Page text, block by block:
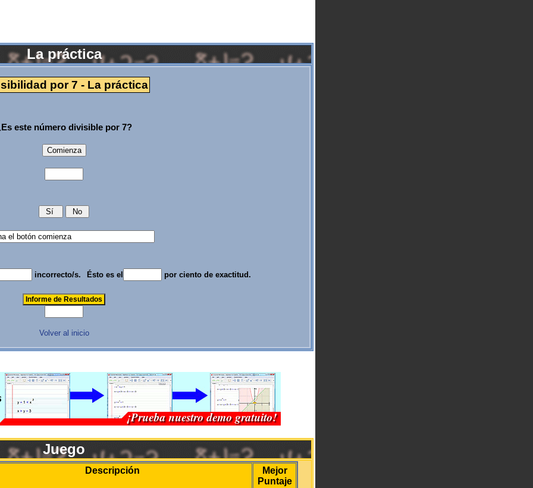
La práctica
por 7 - La práctica
este número divisible por 7?
incorrecto/s. Ésto es el por ciento de exactitud.
Volver al inicio
Juego
Descripción
Mejor
Puntaje